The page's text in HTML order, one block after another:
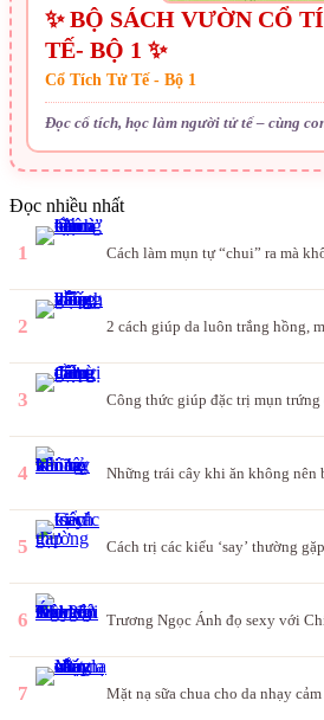
✨ BỘ SÁCH VƯỜN CỔ
TẾ- BỘ 1 ✨
Cổ Tích Tử Tế - Bộ 1
Đọc cổ tích, học làm người tử tế – cùng
Đọc nhiều nhất
1 Cách làm mụn tự “chui” ra mà
2 2 cách giúp da luôn trắng hồng,
3 Công thức giúp đặc trị mụn trứng
4 Những trái cây khi ăn không nên
5 Cách trị các kiểu ‘say’ thường gặp
6 Trương Ngọc Ánh đọ sexy với
7 Mặt nạ sữa chua cho da nhạy